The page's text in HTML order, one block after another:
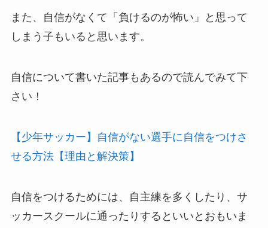
また、自信がなくて「負けるのが怖い」と思って
しまう子もいると思います。
自信について書いた記事もあるので読んでみて下
さい！
【少年サッカー】自信がない選手に自信をつけさ
せる方法【理由と解決策】
自信をつけるためには、自主練を多くしたり、サ
ッカースクールに通ったりするといいとおもいま